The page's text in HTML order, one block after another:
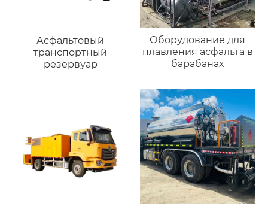
Асфальтовый
транспортный
резервуар
Оборудование для
плавления асфальта в
барабанах